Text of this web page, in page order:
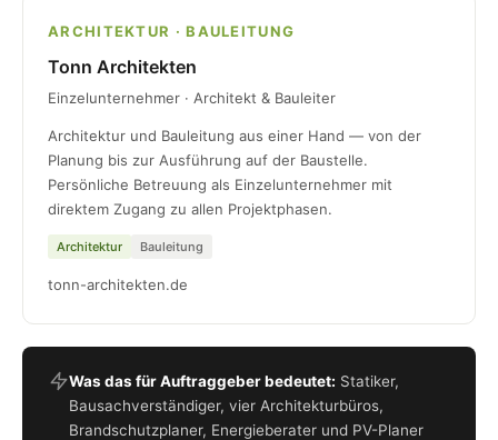
ARCHITEKTUR · BAULEITUNG
Tonn Architekten
Einzelunternehmer · Architekt & Bauleiter
Architektur und Bauleitung aus einer Hand — von der
Planung bis zur Ausführung auf der Baustelle.
Persönliche Betreuung als Einzelunternehmer mit
direktem Zugang zu allen Projektphasen.
Architektur Bauleitung
tonn-architekten.de
Was das für Auftraggeber bedeutet: Statiker,
Bausachverständiger, vier Architekturbüros,
Brandschutzplaner, Energieberater und PV-Planer